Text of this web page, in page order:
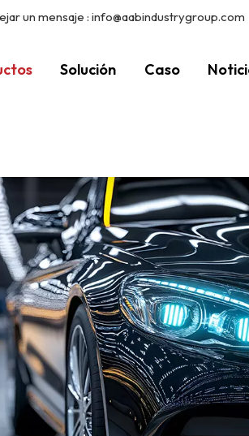
un mensaje : info@aabindustrygroup.com
Solución Caso